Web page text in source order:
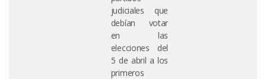
judiciales que
debían votar
en las
elecciones del
5 de abril a los
primeros